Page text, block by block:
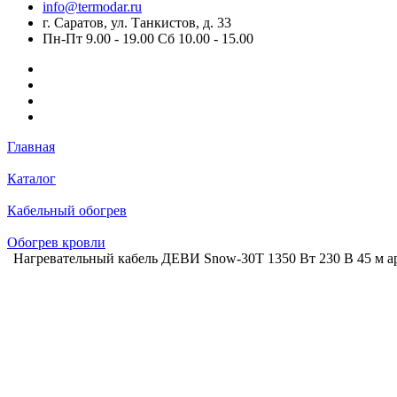
info@termodar.ru
г. Саратов, ул. Танкистов, д. 33
Пн-Пт 9.00 - 19.00 Сб 10.00 - 15.00
Главная
Каталог
Кабельный обогрев
Обогрев кровли
Нагревательный кабель ДЕВИ Snow-30T 1350 Вт 230 В 45 м